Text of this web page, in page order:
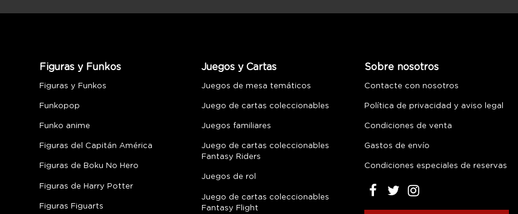
Figuras y Funkos
Figuras y Funkos
Funkopop
Funko anime
Figuras del Capitán América
Figuras de Boku No Hero
Figuras de Harry Potter
Figuras Figuarts
Juegos y Cartas
Juegos de mesa temáticos
Juego de cartas coleccionables
Juegos familiares
Juego de cartas coleccionables
Fantasy Riders
Juegos de rol
Juego de cartas coleccionables
Fantasy Flight
Sobre nosotros
Contacte con nosotros
Política de privacidad y aviso legal
Condiciones de venta
Gastos de envío
Condiciones especiales de reservas